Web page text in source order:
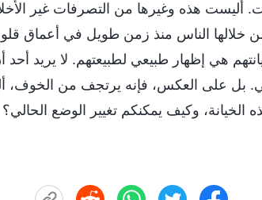
أليست هذه وغيرها من التصرفات غير
خلالها الناس منذ زمن طويل في أعماق
هي إظهار طبيعي لطبيعتهم. لا يريد أحد
بل على العكس، فإنه يرتجف من الخوف،
وكيف يمكنكم تغيير الوضع الحالي؟